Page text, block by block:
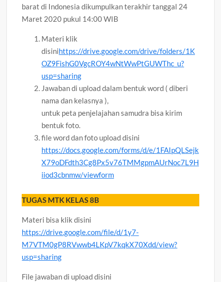
barat di Indonesia dikumpulkan terakhir tanggal 24
Maret 2020 pukul 14:00 WIB
Materi klik
disinihttps://drive.google.com/drive/folders/1K
OZ9FishG0VgcROY4wNtWwPtGUWThc_u?
usp=sharing
Jawaban di upload dalam bentuk word ( diberi
nama dan kelasnya ),
untuk peta penjelajahan samudra bisa kirim
bentuk foto.
file word dan foto upload disini
https://docs.google.com/forms/d/e/1FAIpQLSejk
X79oDFdth3Cg8Px5v76TMMgpmAUrNoc7L9H
iiod3cbnmw/viewform
TUGAS MTK KELAS 8B
Materi bisa klik disini
https://drive.google.com/file/d/1y7-
M7VTM0gP8RVwwb4LKpV7kqkX70Xdd/view?
usp=sharing
File jawaban di upload disini